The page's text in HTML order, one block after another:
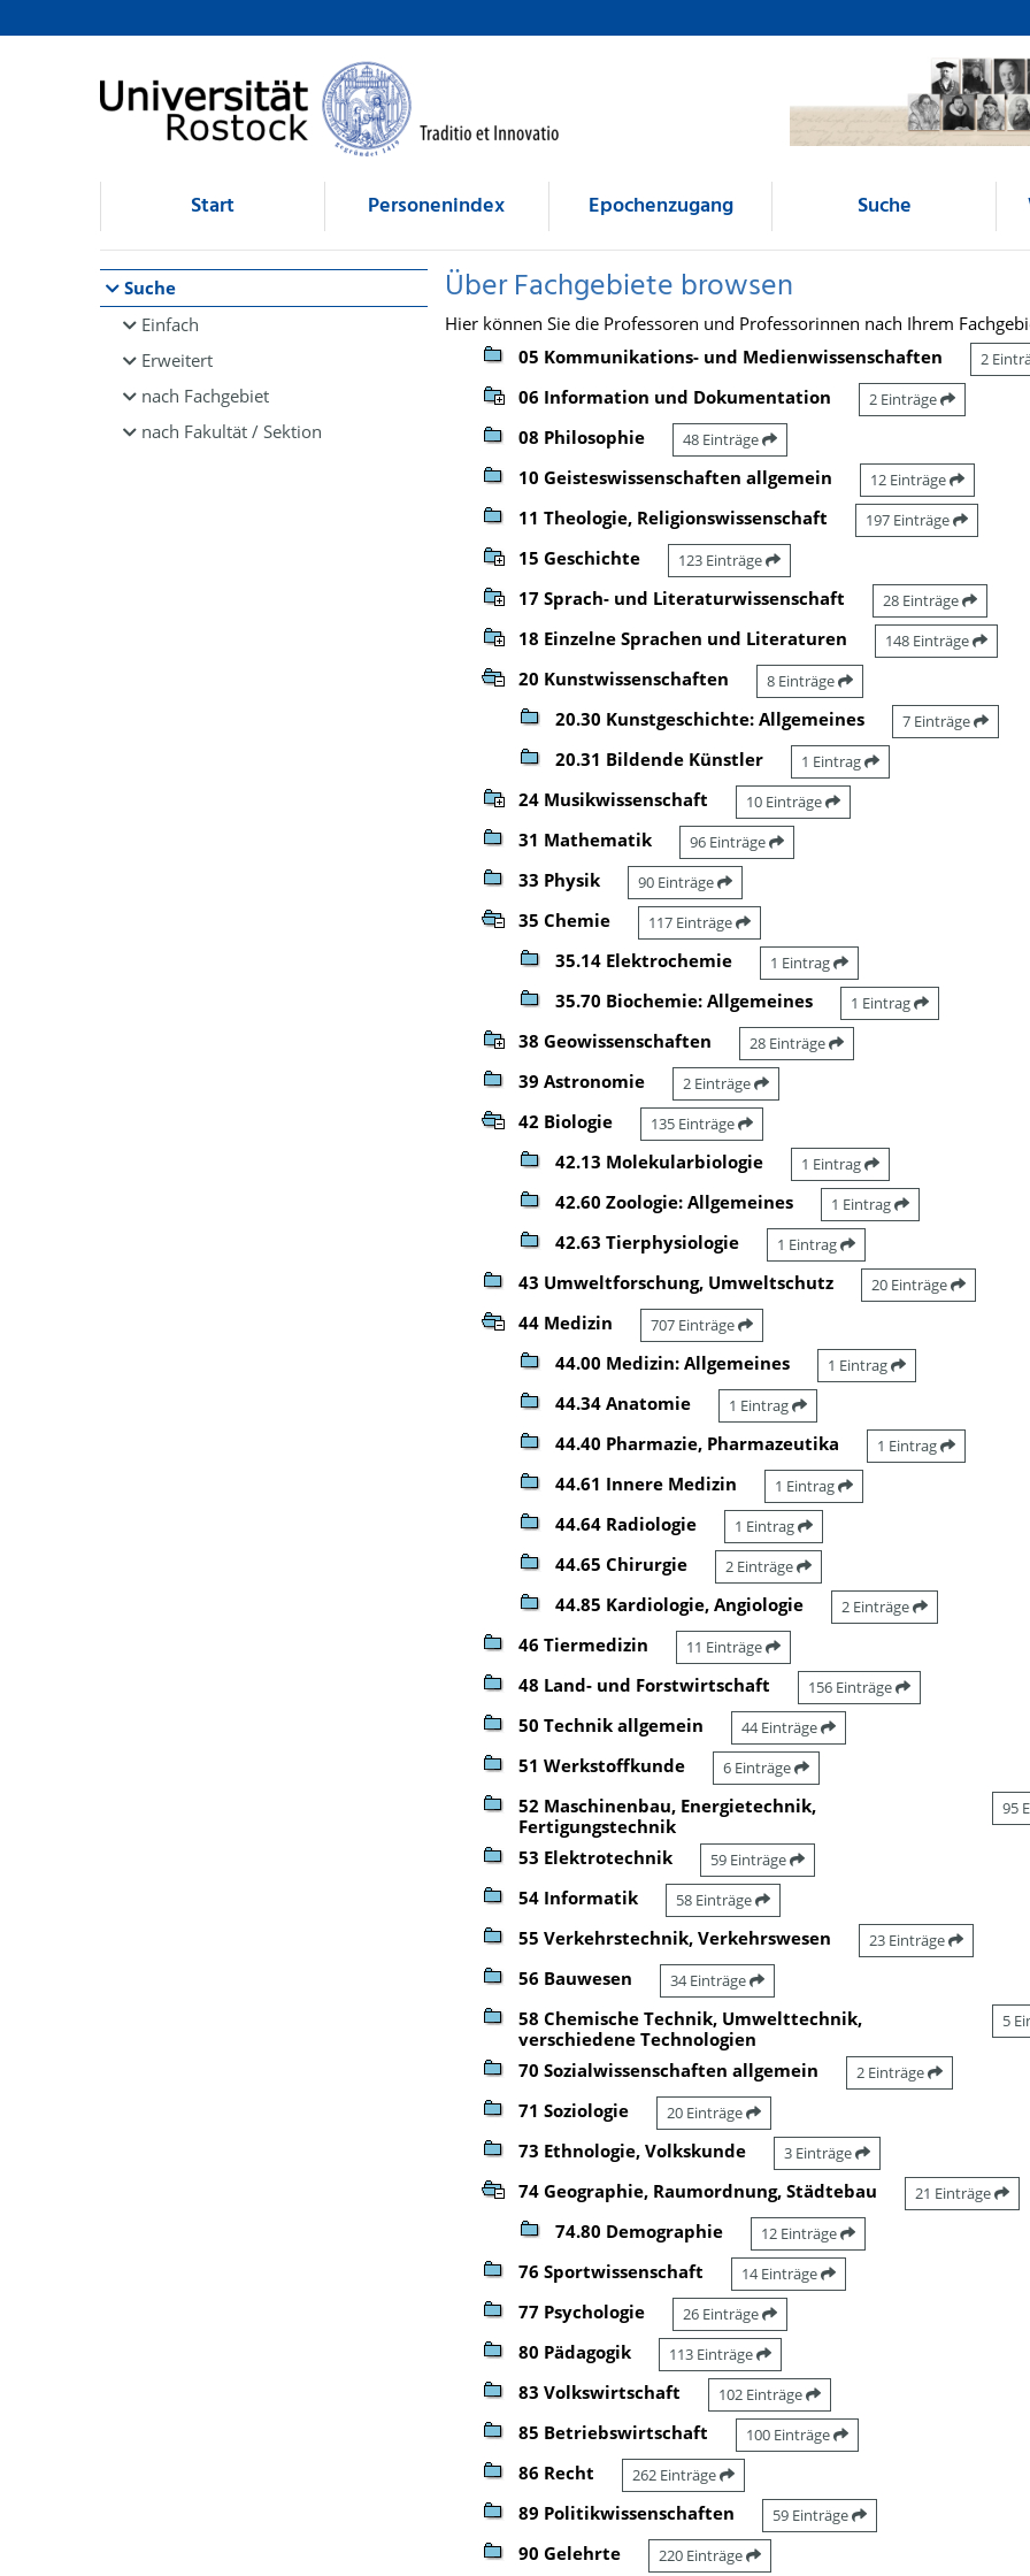
Browsen
direkt zum Inhalt
Start Personenindex Epochenzugang Suche
Suche
Einfach
Erweitert
nach Fachgebiet
nach Fakultät / Sektion
Über Fachgebiete browsen
Hier können Sie die Professoren und Professorinnen nach Ihrem
05 Kommunikations- und Medienwissenschaften
2
06 Information und Dokumentation 2 Einträge
08 Philosophie 48 Einträge
10 Geisteswissenschaften allgemein 12 Einträge
11 Theologie, Religionswissenschaft 197 Einträge
15 Geschichte 123 Einträge
17 Sprach- und Literaturwissenschaft 28 Einträge
18 Einzelne Sprachen und Literaturen 148 Einträge
20 Kunstwissenschaften 8 Einträge
20.30 Kunstgeschichte: Allgemeines 7 Einträge
20.31 Bildende Künstler 1 Eintrag
24 Musikwissenschaft 10 Einträge
31 Mathematik 96 Einträge
33 Physik 90 Einträge
35 Chemie 117 Einträge
35.14 Elektrochemie 1 Eintrag
35.70 Biochemie: Allgemeines 1 Eintrag
38 Geowissenschaften 28 Einträge
39 Astronomie 2 Einträge
42 Biologie 135 Einträge
42.13 Molekularbiologie 1 Eintrag
42.60 Zoologie: Allgemeines 1 Eintrag
42.63 Tierphysiologie 1 Eintrag
43 Umweltforschung, Umweltschutz 20 Einträge
44 Medizin 707 Einträge
44.00 Medizin: Allgemeines 1 Eintrag
44.34 Anatomie 1 Eintrag
44.40 Pharmazie, Pharmazeutika 1 Eintrag
44.61 Innere Medizin 1 Eintrag
44.64 Radiologie 1 Eintrag
44.65 Chirurgie 2 Einträge
44.85 Kardiologie, Angiologie 2 Einträge
46 Tiermedizin 11 Einträge
48 Land- und Forstwirtschaft 156 Einträge
50 Technik allgemein 44 Einträge
51 Werkstoffkunde 6 Einträge
52 Maschinenbau, Energietechnik,
Fertigungstechnik
95
53 Elektrotechnik 59 Einträge
54 Informatik 58 Einträge
55 Verkehrstechnik, Verkehrswesen 23 Einträge
56 Bauwesen 34 Einträge
58 Chemische Technik, Umwelttechnik,
verschiedene Technologien
5
70 Sozialwissenschaften allgemein 2 Einträge
71 Soziologie 20 Einträge
73 Ethnologie, Volkskunde 3 Einträge
74 Geographie, Raumordnung, Städtebau 21 Einträge
74.80 Demographie 12 Einträge
76 Sportwissenschaft 14 Einträge
77 Psychologie 26 Einträge
80 Pädagogik 113 Einträge
83 Volkswirtschaft 102 Einträge
85 Betriebswirtschaft 100 Einträge
86 Recht 262 Einträge
89 Politikwissenschaften 59 Einträge
90 Gelehrte 220 Einträge